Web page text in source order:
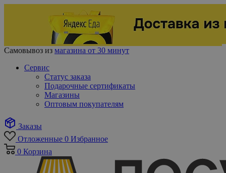
Самовывоз из магазина от 30 минут
Сервис
Статус заказа
Подарочные сертификаты
Магазины
Оптовым покупателям
Заказы
Отложенные 0 Избранное
0 Корзина